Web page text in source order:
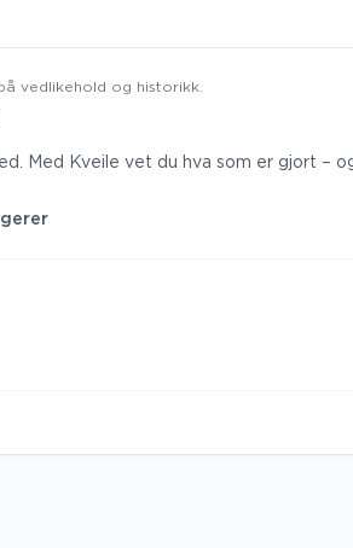
vedlikehold og historikk.
Med Kveile vet du hva som er gjort –